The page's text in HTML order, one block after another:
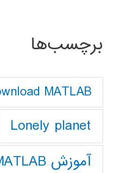
برچسب‌ها
MATLAB
Lonely planet
آموزش MATLAB